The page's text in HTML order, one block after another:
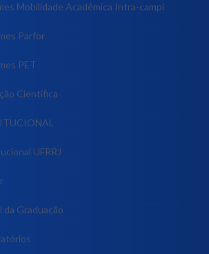
Mobilidade Acadêmica Intra-campi
Parfor
PET
Científica
UFRRJ
da Graduação